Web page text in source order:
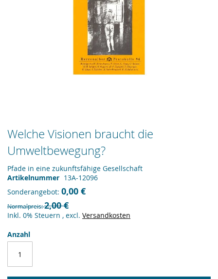
Welche Visionen braucht die
Umweltbewegung?
Pfade in eine zukunftsfähige Gesellschaft
Artikelnummer 13A-12096
Sonderangebot 0,00 €
Normalpreis 2,00 €
Inkl. 0% Steuern , excl. Versandkosten
Anzahl
Zum
Anfang
der
Bildergalerie
springen